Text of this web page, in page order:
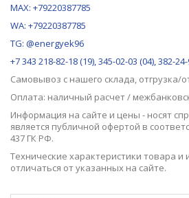
MAX: +79220387785
WA: +79220387785
TG: @energyek96
+7 343 218-82-18 (19), 345-02-03 (04), 382-
Самовывоз с нашего склада, отгрузка/
Оплата: наличный расчет /
Информация на сайте и цены - носят
является публичной офертой в
437 ГК РФ.
Технические характеристики товара и
отличаться от указанных на сайте.